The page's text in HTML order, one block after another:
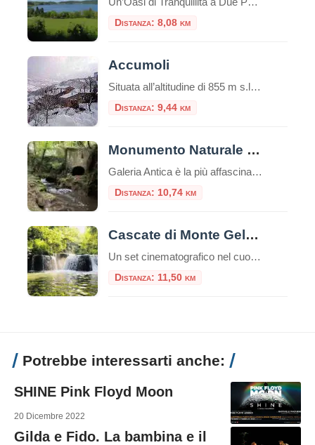
Distanza: 8,08 km
Accumoli
Situata all’altitudine di 855 m s.l.m. nell’Appennino umbro-marchigiano, Accumoli appartiene alla Comunità montana del Velino. Fino al 1927 era parte della provincia dell’Aquila in Abruzzo. Il comune di Accumoli è, insieme alla confinante Arquata del Tronto, l’unico in Italia a confinare con tre regioni (Abruzzo, Marche e Umbria) diverse da quella di appartenenza (Lazio). Il […]
Distanza: 9,44 km
Monumento Naturale di Galeria Antica
Galeria Antica è la più affascinante tra le città morte del Lazio. Le rovine di questo borgo medievale, le cui origini risalgono probabilmente al tempo degli etruschi, sono arroccate su un alto sperone di tufo lambito dal fiume Arrone, nei pressi della
Distanza: 10,74 km
Cascate di Monte Gelato
Un set cinematografico nel cuore della Valle del Treja Immerse nel verde lussureggiante del Parco Regionale Valle del Treja, le Cascate di Monte Gelato rappresentano un angolo di paradiso naturale a pochi chilometri da Roma, nel territorio di Mazzano Romano. Questo luogo incantato, dove il fiume Treja compie una serie di piccoli e scenografici salti, […]
Distanza: 11,50 km
Potrebbe interessarti anche:
SHINE Pink Floyd Moon
20 Dicembre 2022
Gilda e Fido. La bambina e il